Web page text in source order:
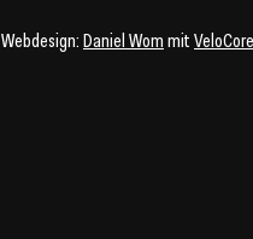
Webdesign:Daniel WommitVeloCore